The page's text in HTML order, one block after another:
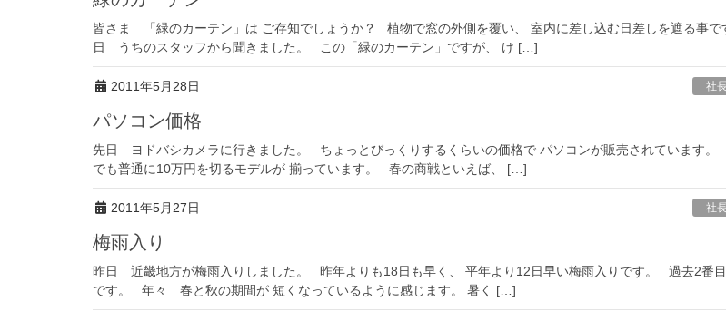
皆さま 「緑のカーテン」は ご存知でしょうか？ 植物で窓の外側を覆い、 室内に差し込む日差しを遮る事
日 うちのスタッフから聞きました。 この「緑のカーテン」ですが、 け […]
2011年5月28日 社
パソコン価格
先日 ヨドバシカメラに行きました。 ちょっとびっくりするくらいの価格で パソコンが販売されています。
でも普通に10万円を切るモデルが 揃っています。 春の商戦といえば、 […]
2011年5月27日 社
梅雨入り
昨日 近畿地方が梅雨入りしました。 昨年よりも18日も早く、 平年より12日早い梅雨入りです。 過去2番目
です。 年々 春と秋の期間が 短くなっているように感じます。 暑く […]